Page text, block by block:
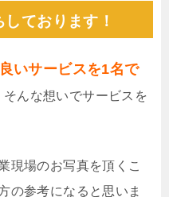
ております！
良いサービスを1名で
そんな想いでサービスを
現場のお写真を頂くこ
の参考になると思いま